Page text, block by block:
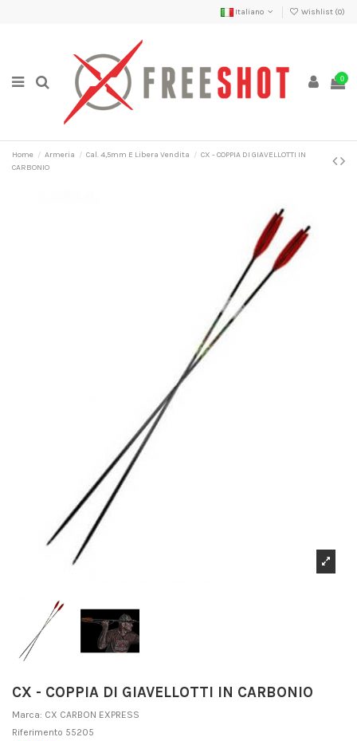
Italiano Wishlist (0)
0
Home Armeria Cal. 4,5mm E Libera Vendita
CX - COPPIA DI GIAVELLOTTI IN
CARBONIO
CX - COPPIA DI GIAVELLOTTI IN CARBONIO
Marca: CX CARBON EXPRESS
Riferimento 55205